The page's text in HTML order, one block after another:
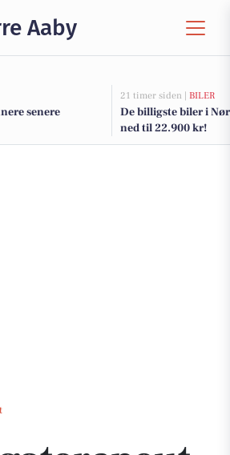
Aaby
senere
21 timer siden | BILER
De billigste biler i
ned til 22.900 kr!
Egely og gør en forskel for udsatte unge i et